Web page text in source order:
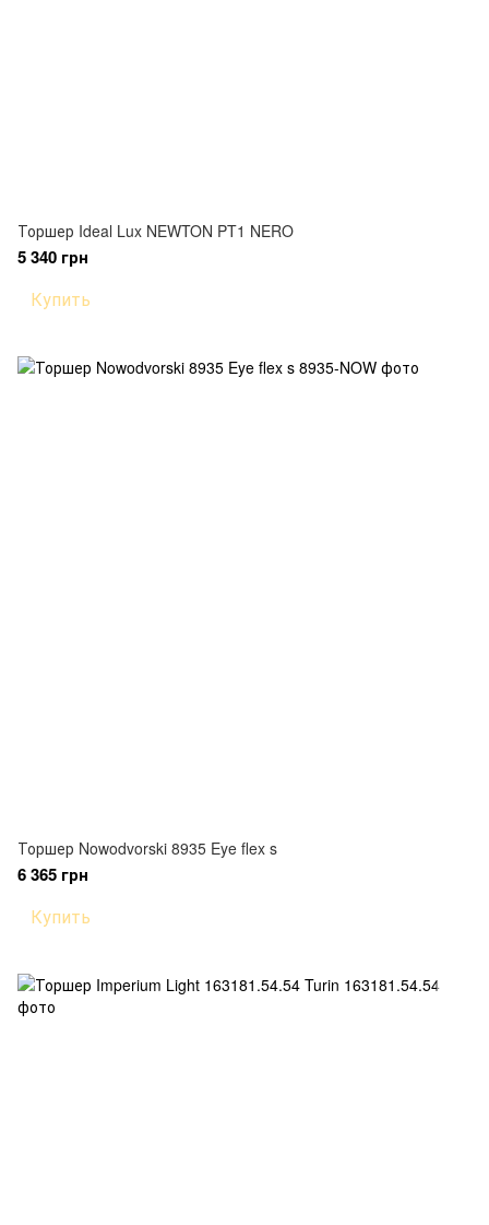
Торшер Ideal Lux NEWTON PT1 NERO
5 340 грн
Купить
Торшер Nowodvorski 8935 Eye flex s
6 365 грн
Купить